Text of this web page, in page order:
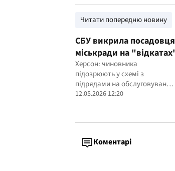
Читати попередню новину
СБУ викрила посадовця
міськради на
дитсадках
Херсон: чиновника
підозрюють у схемі з
підрядами на обслуговування
Starlink
12.05.2026 12:20
Коментарі